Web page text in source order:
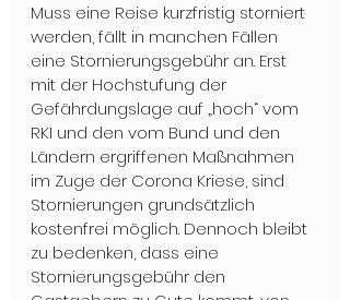
Muss eine Reise kurzfristig storniert
werden, fällt in manchen Fällen
eine Stornierungsgebühr an. Erst
mit der Hochstufung der
Gefährdungslage auf „hoch“ vom
RKI und den vom Bund und den
Ländern ergriffenen Maßnahmen
im Zuge der Corona Kriese, sind
Stornierungen grundsätzlich
kostenfrei möglich. Dennoch bleibt
zu bedenken, dass eine
Stornierungsgebühr den